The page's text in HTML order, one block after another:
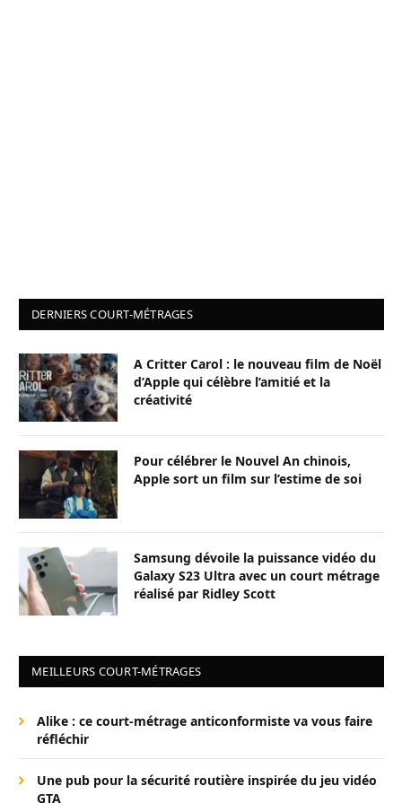
DERNIERS COURT-MÉTRAGES
A Critter Carol : le nouveau film de Noël
d’Apple qui célèbre l’amitié et la
créativité
Pour célébrer le Nouvel An chinois,
Apple sort un film sur l’estime de soi
Samsung dévoile la puissance vidéo du
Galaxy S23 Ultra avec un court métrage
réalisé par Ridley Scott
MEILLEURS COURT-MÉTRAGES
Alike : ce court-métrage anticonformiste va vous faire
réfléchir
Une pub pour la sécurité routière inspirée du jeu vidéo
GTA